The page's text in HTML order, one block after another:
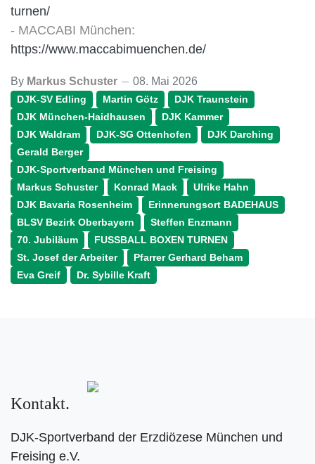
turnen/
- MACCABI München:
https://www.maccabimuenchen.de/
By Markus Schuster 08. Mai 2026
DJK-SV Edling Martin Götz
DJK Traunstein
DJK München-Haidhausen
DJK Kammer
DJK Waldram
DJK-SG Ottenhofen
DJK Darching
Gerald Berger
DJK-Sportverband München und Freising
Markus Schuster
Konrad Mack
Ulrike Hahn
DJK Bavaria Rosenheim
Erinnerungsort BADEHAUS
BLSV Bezirk Oberbayern
Steffen Enzmann
70. Jubiläum
FUSSBALL BOXEN TURNEN
St. Josef der Arbeiter
Pfarrer Gerhard Beham
Eva Greif
Dr. Sybille Kraft
Kontakt
DJK-Sportverband der Erzdiözese München und
Freising e.V.